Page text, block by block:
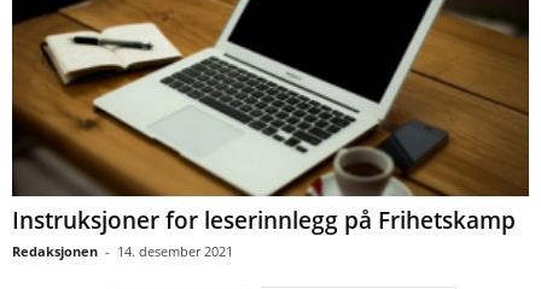
Instruksjoner for leserinnlegg på Frihetskamp
Redaksjonen - 14. desember 2021